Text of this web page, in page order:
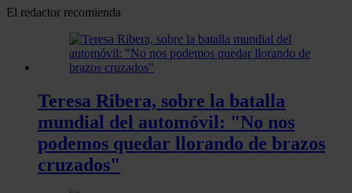
El redactor recomienda
Teresa Ribera, sobre la batalla
mundial del automóvil: "No nos
podemos quedar llorando de brazos
cruzados"